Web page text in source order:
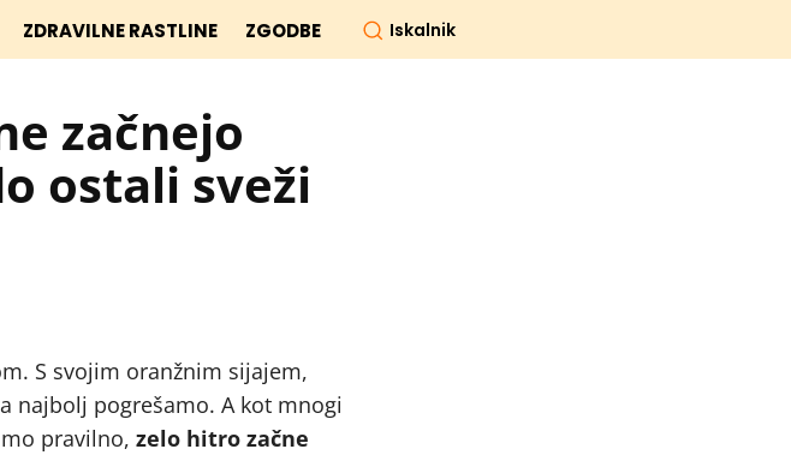
ZDRAVILNE RASTLINE ZGODBE Iskalnik
začnejo
ostali sveži
S svojim oranžnim sijajem,
najbolj pogrešamo. A kot mnogi
pravilno, zelo hitro začne